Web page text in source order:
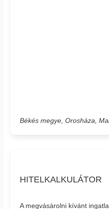
Békés megye, Orosháza,
HITELKALKULÁTOR
A megvásárolni kívánt